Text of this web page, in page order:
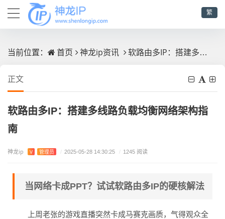
繁
当前位置： 首页 神龙ip资讯 软路由多IP：搭建多线路负载均衡网络架构指南
正文
软路由多IP：搭建多线路负载均衡网络架构指
南
神龙ip V 管理员 / 2025-05-28 14:30:25 / 1245 阅读
当网络卡成PPT？试试软路由多IP的硬核解法
上周老张的游戏直播突然卡成马赛克画质，气得观众全